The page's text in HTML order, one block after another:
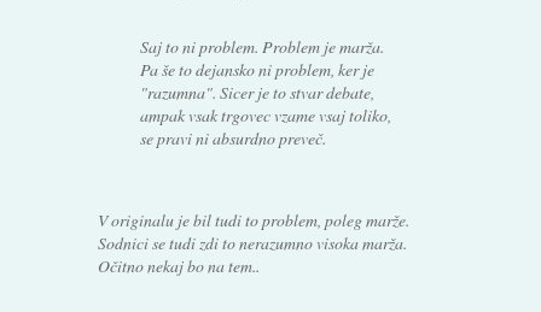
Saj to ni problem. Problem je marža.
Pa še to dejansko ni problem, ker je
"razumna". Sicer je to stvar debate,
ampak vsak trgovec vzame vsaj toliko,
se pravi ni absurdno preveč.
V originalu je bil tudi to problem, poleg marže.
Sodnici se tudi zdi to nerazumno visoka marža.
Očitno nekaj bo na tem..